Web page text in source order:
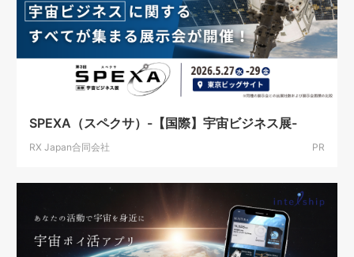
SPEXA（スペクサ）-【国際】宇宙ビジネス展-
RX Japan合同会社 PR